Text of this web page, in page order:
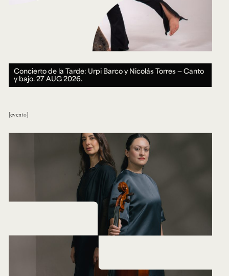
Concierto de la Tarde: Urpi Barco y Nicolás Torres — Canto
y bajo.27 AUG 2026.
evento